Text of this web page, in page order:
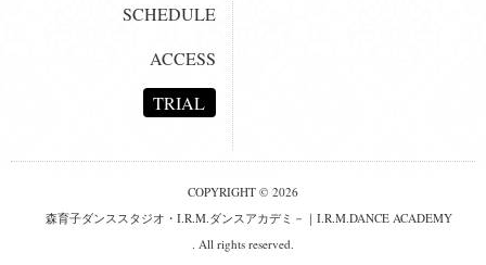
SCHEDULE
ACCESS
TRIAL
COPYRIGHT © 2026
森育子ダンススタジオ・I.R.M.ダンスアカデミ－｜I.R.M.DANCE ACADEMY
. All rights reserved.